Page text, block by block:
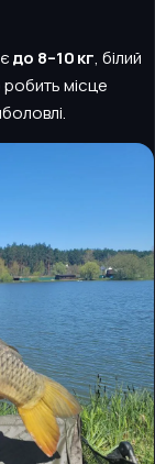
до 8–10 кг, білий
місце